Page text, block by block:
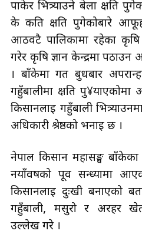
पाकेर भित्र्याउने बेला क्षति
के कति क्षति पुगेकोबारे
आठवटै पालिकामा रहेका
गरेर कृषि ज्ञान केन्द्रमा पठाउन
। बाँकेमा गत बुधबार
गहुँबालीमा क्षति
किसानलाई गहुँबाली
अधिकारी श्रेष्ठको भनाइ छ ।
नेपाल किसान महासङ्घ
नयाँवर्षको पूर्व सन्ध्यामा
किसानलाई दुःखी बनाएको
गहुँबाली, मसुरो र अरहर
उल्लेख गरे ।